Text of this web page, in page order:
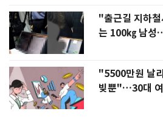
"출근길 지하
는 100㎏ 남성
"5500만원 날
빚뿐"…30대 여